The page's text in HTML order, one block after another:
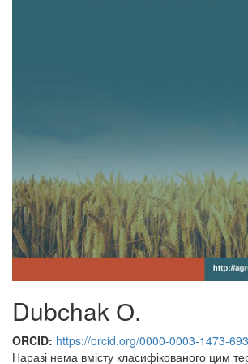
Dubchak О.
ORCID: https://orcid.org/0000-0003-1473-
Наразі нема вмісту класифікованого цим